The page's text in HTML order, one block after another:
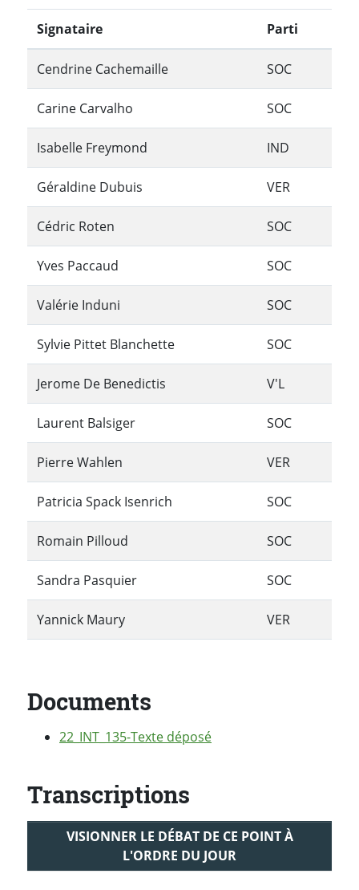
Signataire Parti
Cendrine Cachemaille SOC
Carine Carvalho SOC
Isabelle Freymond IND
Géraldine Dubuis VER
Cédric Roten SOC
Yves Paccaud SOC
Valérie Induni SOC
Sylvie Pittet Blanchette SOC
Jerome De Benedictis V'L
Laurent Balsiger SOC
Pierre Wahlen VER
Patricia Spack Isenrich SOC
Romain Pilloud SOC
Sandra Pasquier SOC
Yannick Maury VER
Documents
22_INT_135-Texte déposé
Transcriptions
VISIONNER LE DÉBAT DE CE POINT À
L'ORDRE DU JOUR